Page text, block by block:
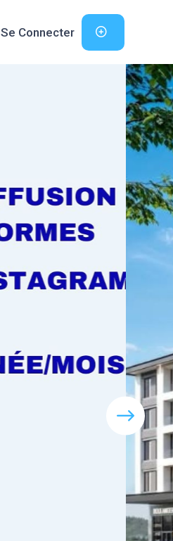
Se Connecter